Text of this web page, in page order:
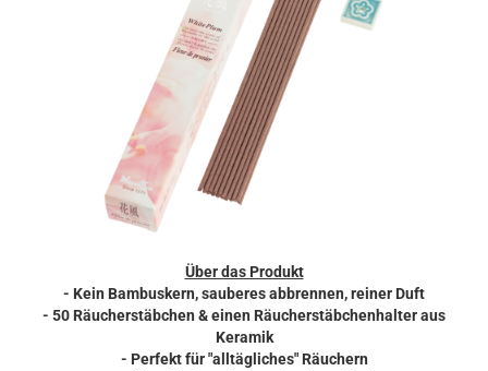
Über das Produkt
- Kein Bambuskern, sauberes abbrennen, reiner Duft
- 50 Räucherstäbchen & einen Räucherstäbchenhalter aus
Keramik
- Perfekt für "alltägliches" Räuchern